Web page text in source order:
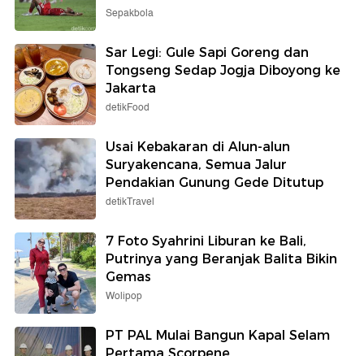
Sepakbola
Sar Legi: Gule Sapi Goreng dan
Tongseng Sedap Jogja Diboyong ke
Jakarta
detikFood
Usai Kebakaran di Alun-alun
Suryakencana, Semua Jalur
Pendakian Gunung Gede Ditutup
detikTravel
7 Foto Syahrini Liburan ke Bali,
Putrinya yang Beranjak Balita Bikin
Gemas
Wolipop
PT PAL Mulai Bangun Kapal Selam